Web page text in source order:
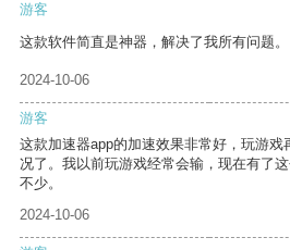
游客
这款软件简直是神器，解决了我所有问题。
2024-10-06
游客
这款加速器app的加速效果非常好，玩游
况了。我以前玩游戏经常会输，现在有了
不少。
2024-10-06